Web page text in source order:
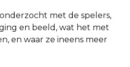
met de spelers,
en beeld, wat het met
en waar ze ineens meer